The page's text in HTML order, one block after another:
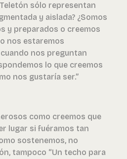
sólo representan
y aislada? ¿Somos
y preparados o creemos
nos estaremos
nos preguntan
lo que creemos
nos gustaría ser.”
como creemos que
lugar si fuéramos tan
sostenemos, no
tampoco “Un techo para